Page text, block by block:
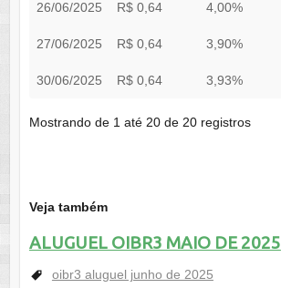
26/06/2025 R$ 0,64 4,00%
27/06/2025 R$ 0,64 3,90%
30/06/2025 R$ 0,64 3,93%
Mostrando de 1 até 20 de 20 registros
Veja também
ALUGUEL OIBR3 MAIO DE 2025
oibr3 aluguel junho de 2025